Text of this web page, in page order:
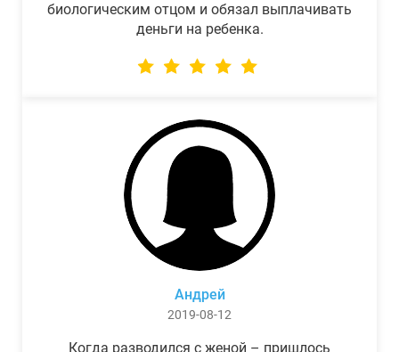
биологическим отцом и обязал выплачивать
деньги на ребенка.
Андрей
2019-08-12
Когда разводился с женой – пришлось